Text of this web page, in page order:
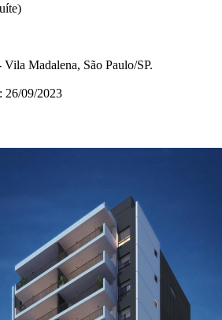
Madalena, São Paulo/SP.
26/09/2023